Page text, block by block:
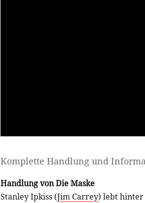
Komplette Handlung und
Handlung von Die Maske
Stanley Ipkiss (Jim Carrey) lebt hinter